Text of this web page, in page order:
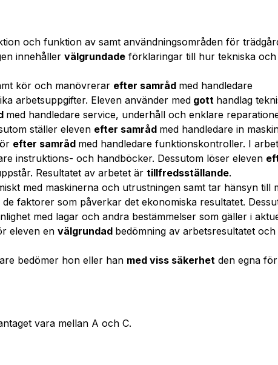
och funktion av samt användningsområden för
innehåller välgrundade förklaringar till hur tekniska och
kör och manövrerar efter samråd med handledare
arbetsuppgifter. Eleven använder med gott handlag
med handledare service, underhåll och enklare
ställer eleven efter samråd med handledare in
efter samråd med handledare funktionskontroller. I
instruktions- och handböcker. Dessutom löser eleven
Resultatet av arbetet är tillfredsställande.
med maskinerna och utrustningen samt tar hänsyn till
faktorer som påverkar det ekonomiska resultatet.
med lagar och andra bestämmelser som gäller i
eleven en välgrundad bedömning av arbetsresultatet
bedömer hon eller han med viss säkerhet den egna
vara mellan A och C.